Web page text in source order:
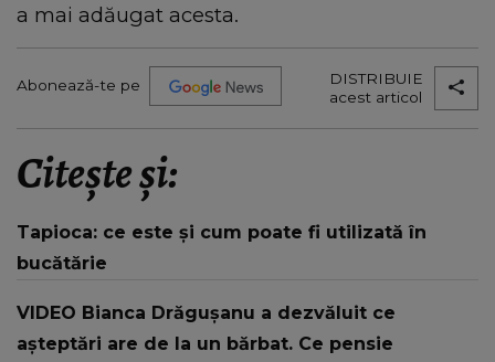
a mai adăugat acesta.
Abonează-te pe
DISTRIBUIE
acest articol
Citește și:
Tapioca: ce este și cum poate fi utilizată în
bucătărie
VIDEO Bianca Drăgușanu a dezvăluit ce
așteptări are de la un bărbat. Ce pensie